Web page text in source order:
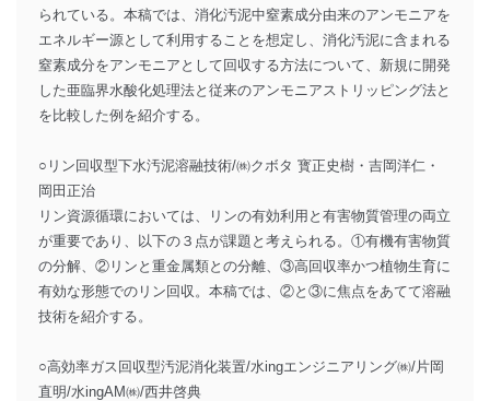
られている。本稿では、消化汚泥中窒素成分由来のアンモニアを
エネルギー源として利用することを想定し、消化汚泥に含まれる
窒素成分をアンモニアとして回収する方法について、新規に開発
した亜臨界水酸化処理法と従来のアンモニアストリッピング法と
を比較した例を紹介する。
○リン回収型下水汚泥溶融技術/㈱クボタ 寳正史樹・吉岡洋仁・
岡田正治
リン資源循環においては、リンの有効利用と有害物質管理の両立
が重要であり、以下の３点が課題と考えられる。①有機有害物質
の分解、②リンと重金属類との分離、③高回収率かつ植物生育に
有効な形態でのリン回収。本稿では、②と③に焦点をあてて溶融
技術を紹介する。
○高効率ガス回収型汚泥消化装置/水ingエンジニアリング㈱/片岡
直明/水ingAM㈱/西井啓典